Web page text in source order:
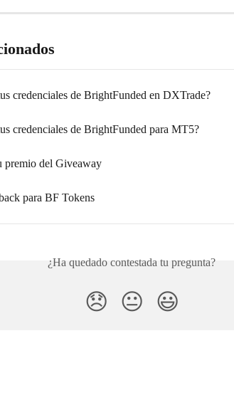
credenciales de BrightFunded en DXTrade?
credenciales de BrightFunded para MT5?
premio del Giveaway
para BF Tokens
¿Ha quedado contestada tu pregunta?
😞 😐 😃